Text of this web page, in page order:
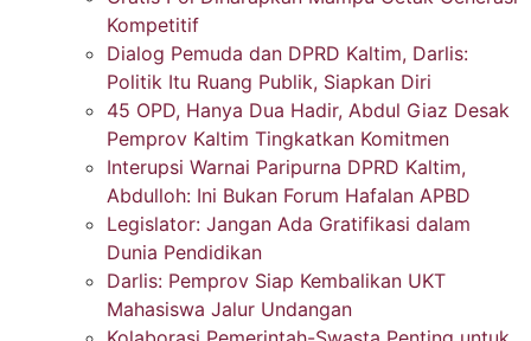
Kompetitif
Dialog Pemuda dan DPRD Kaltim, Darlis:
Politik Itu Ruang Publik, Siapkan Diri
45 OPD, Hanya Dua Hadir, Abdul Giaz Desak
Pemprov Kaltim Tingkatkan Komitmen
Interupsi Warnai Paripurna DPRD Kaltim,
Abdulloh: Ini Bukan Forum Hafalan APBD
Legislator: Jangan Ada Gratifikasi dalam
Dunia Pendidikan
Darlis: Pemprov Siap Kembalikan UKT
Mahasiswa Jalur Undangan